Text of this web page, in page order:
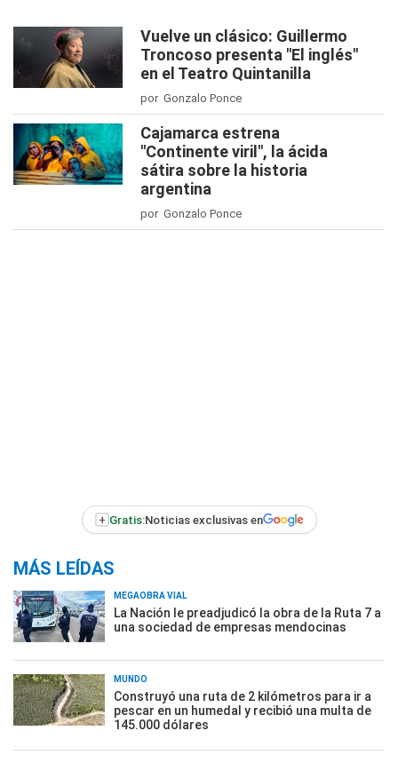
Vuelve un clásico: Guillermo
Troncoso presenta "El inglés"
en el Teatro Quintanilla
por Gonzalo Ponce
Cajamarca estrena
"Continente viril", la ácida
sátira sobre la historia
argentina
por Gonzalo Ponce
+ Gratis:Noticias exclusivas en
MÁS LEÍDAS
MEGAOBRA VIAL
La Nación le preadjudicó la obra de la Ruta 7 a
una sociedad de empresas mendocinas
MUNDO
Construyó una ruta de 2 kilómetros para ir a
pescar en un humedal y recibió una multa de
145.000 dólares